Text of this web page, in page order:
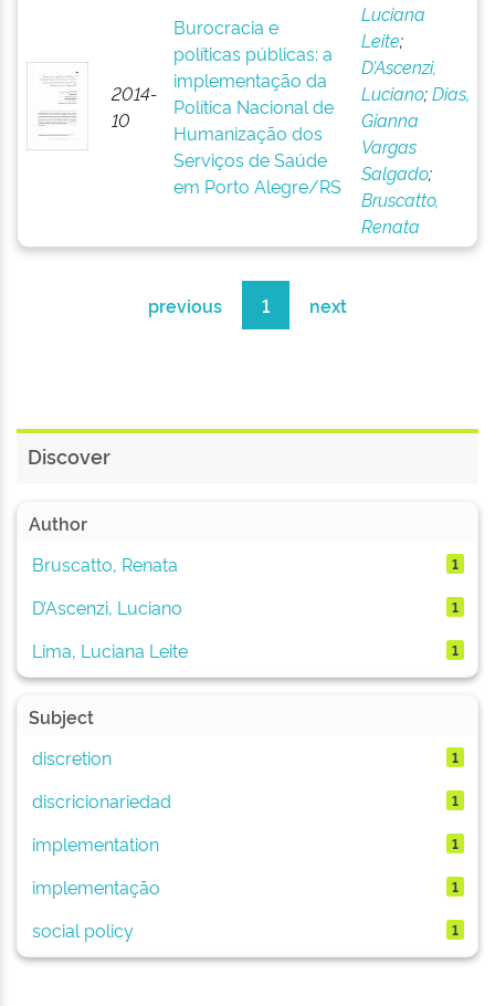
2014-
10
Burocracia e
políticas públicas: a
implementação da
Política Nacional de
Humanização dos
Serviços de Saúde
em Porto Alegre/RS
Luciana
Leite;
D’Ascenzi,
Luciano;Dias,
Gianna
Vargas
Salgado;
Bruscatto,
Renata
previous 1 next
Discover
Author
Bruscatto, Renata
1
D’Ascenzi, Luciano 1
Lima, Luciana Leite 1
Subject
discretion
1
discricionariedad 1
implementation 1
implementação 1
social policy 1